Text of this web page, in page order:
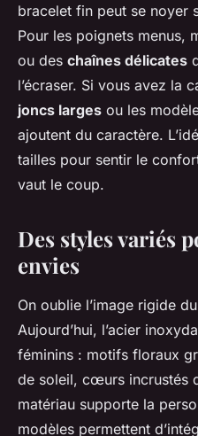
bracelet fin peut se noyer
Pour les poignets menus,
ou des chaînes délicates
l’écraser. Si vous avez la
joncs larges ou les
ajoutent du caractère.
tailles pour sentir le
vaut le coup.
Des styles variés
envies
On oublie l’image rigide
Aujourd’hui, l’acier
féminins : motifs floraux
de soleil, cœurs incrustés
matériau supporte la
modèles permettent